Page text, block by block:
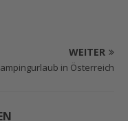
WEITER
in Österreich